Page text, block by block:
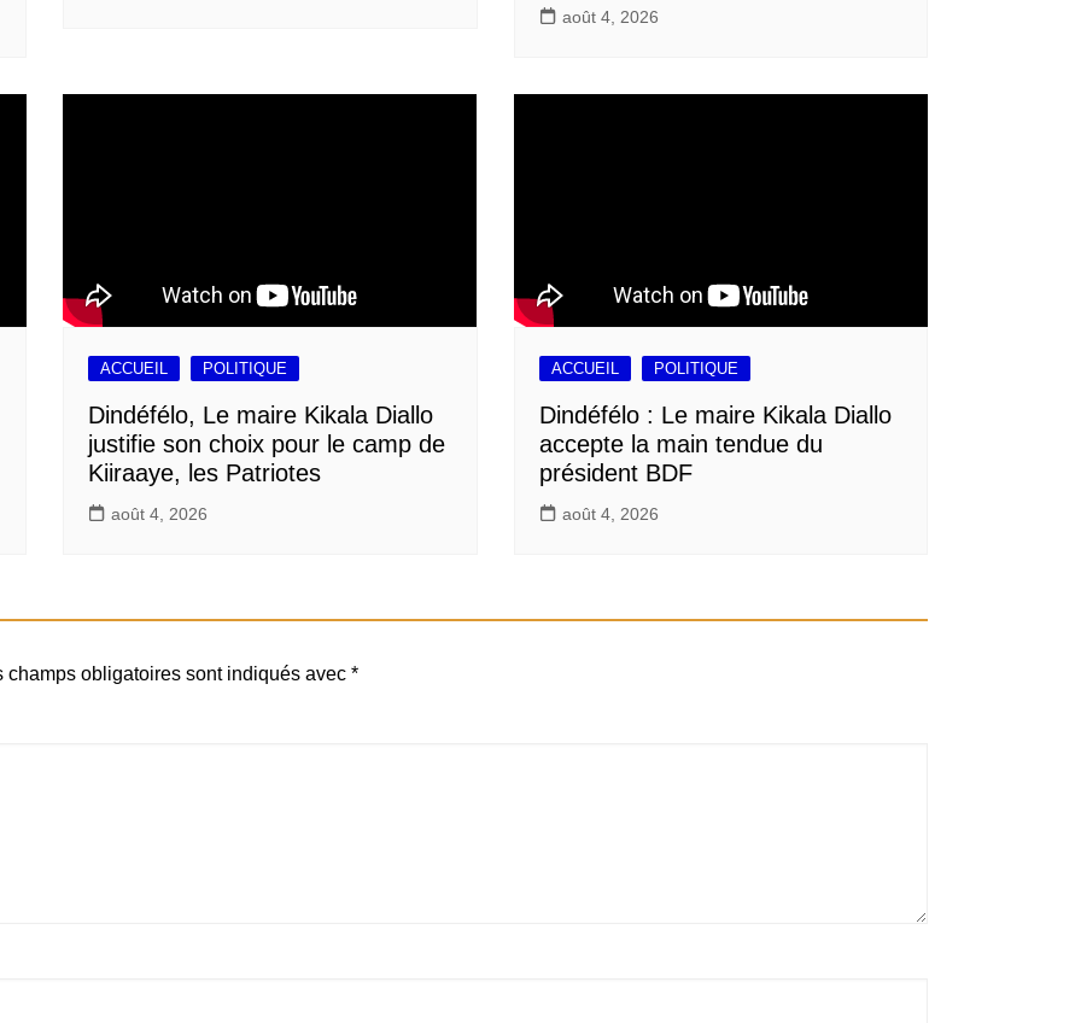
août 4, 2026
ACCUEIL POLITIQUE
Dindéfélo, Le maire Kikala Diallo
justifie son choix pour le camp de
Kiiraaye, les Patriotes
août 4, 2026
ACCUEIL POLITIQUE
Dindéfélo : Le maire Kikala Diallo
accepte la main tendue du
président BDF
août 4, 2026
champs obligatoires sont indiqués avec *